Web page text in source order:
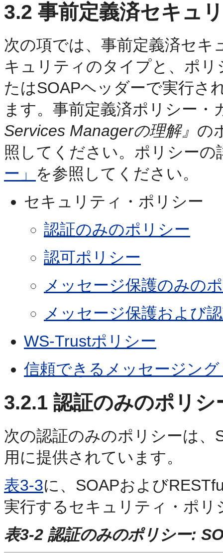
3.2 事前定義済セキュ
次の項では、事前定義済セ
キュリティのタイプと、ポ
たはSOAPヘッダーで実行さ
ます。事前定義済ポリシー・
Services Managerの理解』 の
照してください。ポリシーの
ー」 を参照してください。
セキュリティ・ポリシー
認証のみのポリシー
認可ポリシー
メッセージ保護のみの
メッセージ保護および
WS-Trustポリシー
信頼できるメッセージン
3.2.1 認証のみのポリシ
次の認証のみのポリシーは、
用に提供されています。
表3-3に、SOAPおよび
実行するセキュリティ・ポ
表3-2 認証のみのポリシー: